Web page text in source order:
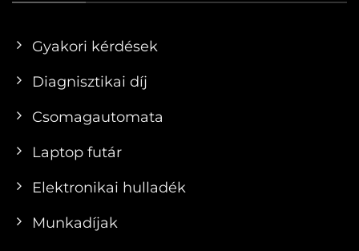
Gyakori kérdések
Diagnisztikai díj
Csomagautomata
Laptop futár
Elektronikai hulladék
Munkadíjak